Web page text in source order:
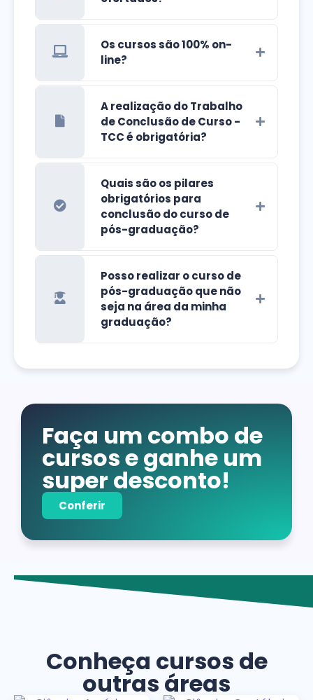
Os cursos são 100% on-
line?
A realização do Trabalho
de Conclusão de Curso -
TCC é obrigatória?
Quais são os pilares
obrigatórios para
conclusão do curso de
pós-graduação?
Posso realizar o curso de
pós-graduação que não
seja na área da minha
graduação?
Faça um combo de
cursos e ganhe um
super desconto!
Conferir
Conheça cursos de
outras áreas